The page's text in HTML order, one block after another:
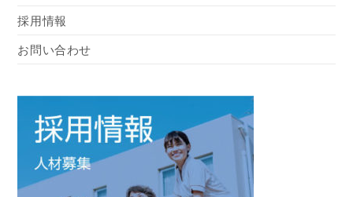
採用情報
お問い合わせ